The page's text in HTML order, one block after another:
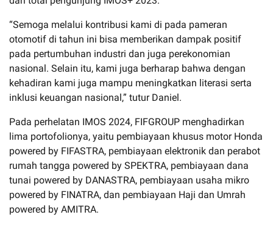
“Semoga melalui kontribusi kami di pada pameran
otomotif di tahun ini bisa memberikan dampak positif
pada pertumbuhan industri dan juga perekonomian
nasional. Selain itu, kami juga berharap bahwa dengan
kehadiran kami juga mampu meningkatkan literasi serta
inklusi keuangan nasional,” tutur Daniel.
Pada perhelatan IMOS 2024, FIFGROUP menghadirkan
lima portofolionya, yaitu pembiayaan khusus motor Honda
powered by FIFASTRA, pembiayaan elektronik dan perabot
rumah tangga powered by SPEKTRA, pembiayaan dana
tunai powered by DANASTRA, pembiayaan usaha mikro
powered by FINATRA, dan pembiayaan Haji dan Umrah
powered by AMITRA.